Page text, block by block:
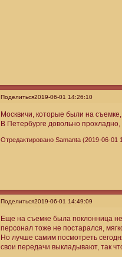
Поделиться2019-06-01 14:26:10
Москвичи, которые были на
В Петербурге довольно
Отредактировано Samanta (2019-06-01
Поделиться2019-06-01 14:49:09
Еще на съемке была поклонница
персонал тоже не постарался,
Но лучше самим посмотреть
свои передачи выкладывают, так